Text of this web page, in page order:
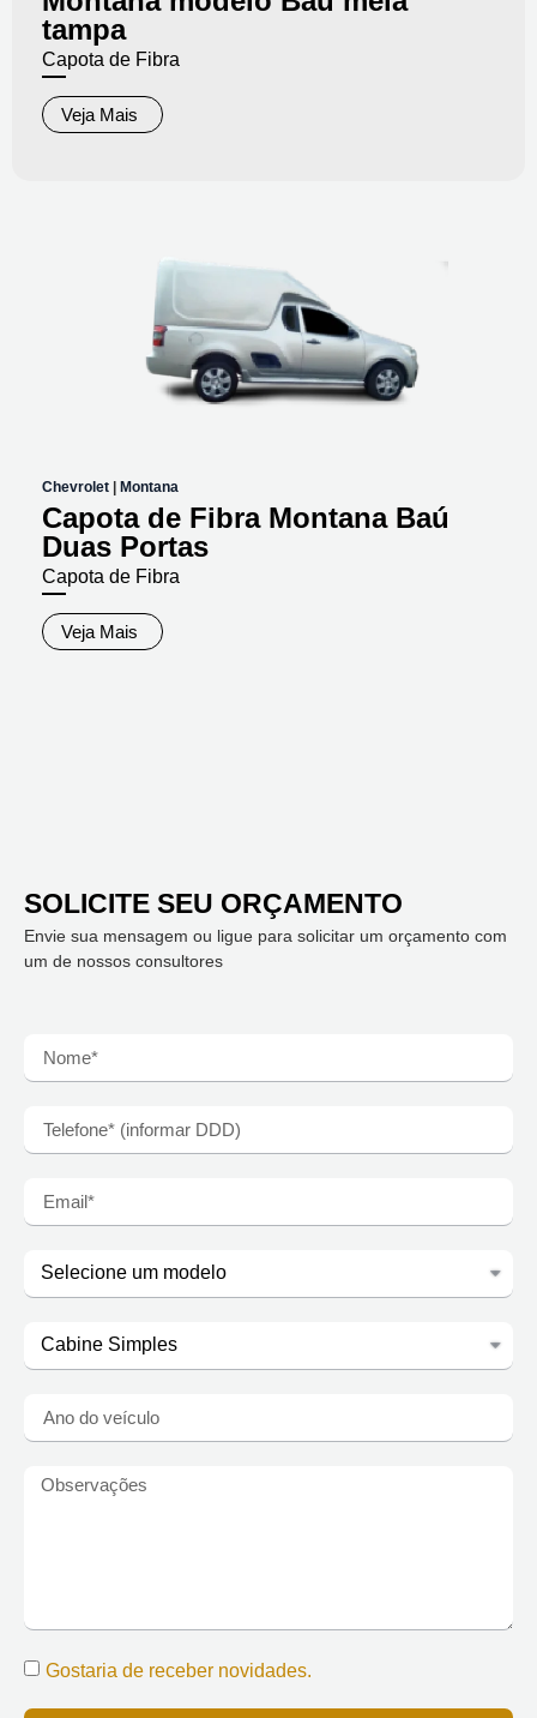
tampa
Capota de Fibra
Veja Mais
Chevrolet | Montana
Capota de Fibra Montana Baú
Duas Portas
Capota de Fibra
Veja Mais
SOLICITE SEU ORÇAMENTO
Envie sua mensagem ou ligue para solicitar um orçamento com
um de nossos consultores
Gostaria de receber novidades.